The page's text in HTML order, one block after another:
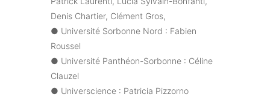
Denis Chartier, Clément Gros,
● Université Sorbonne Nord : Fabien
Roussel
● Université Panthéon-Sorbonne : Céline
Clauzel
● Universcience : Patricia Pizzorno